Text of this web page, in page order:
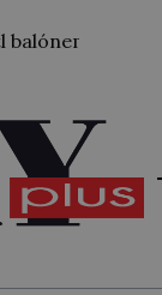
zahrady